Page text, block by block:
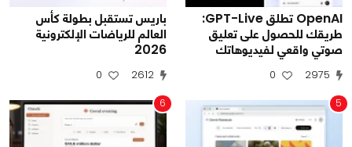
OpenAI تطلق GPT-Live:
طريقك للحصول على تعليق
صوتي واقعي لفيديوهاتك
2975
0
باريس تستقبل بطولة كأس
العالم للرياضات الإلكترونية
2026
2612
0
5
6